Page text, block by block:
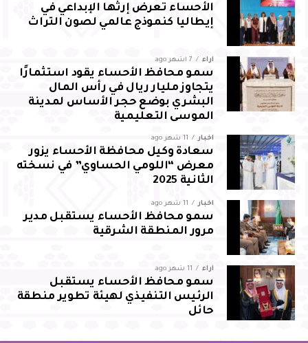
الأحساء تعرض إرثها الإبداعي في
إيطاليا كنموذج عالمي لصون التراث
آراء 7 أشهر ago
سمو محافظ الأحساء يقود استثمارًا
يتجاوز مليار ريال في رأس المال
البشري بوضع حجر الأساس لمدينة
الموسى التعليمية
أخبار 11 شهر ago
سعادة وكيل محافظة الأحساء يزور
معرض “اللومي الحساوي” في نسخته
الثانية 2025
أخبار 11 شهر ago
سمو محافظ الأحساء يستقبل مدير
مرور المنطقة الشرقية
آراء 11 شهر ago
سمو محافظ الأحساء يستقبل
الرئيس التنفيذي لهيئة تطوير منطقة
حائل